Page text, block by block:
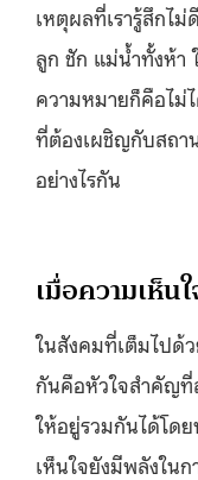
เหตุผลที่เรารู้สึกไม่
ลูก ชัก แม่น้ำทั้งห้า
ความหมายก็คือไม่
ที่ต้องเผชิญกับสถา
อย่างไรกัน
เมื่อความเห็น
ในสังคมที่เต็มไปด้
กันคือหัวใจสำคัญที่
ให้อยู่รวมกันได้โด
เห็นใจยังมีพลังใน